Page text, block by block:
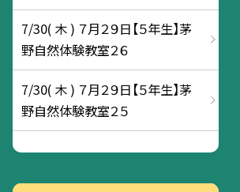
7/30( 木 ) ７月２９日【５年生】茅
野自然体験教室２６
7/30( 木 ) ７月２９日【５年生】茅
野自然体験教室２５